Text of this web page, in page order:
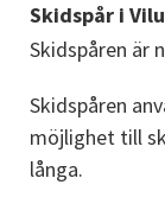
Skidspår i
Skidspåren är
Skidspåren
möjlighet till
långa.